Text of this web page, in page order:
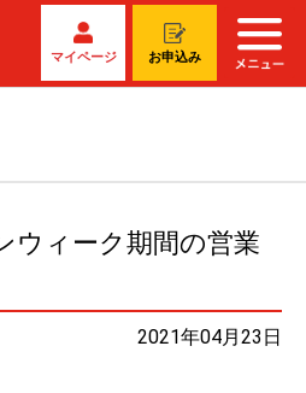
マイページ お申込み
ウィーク期間の営業
2021年04月23日